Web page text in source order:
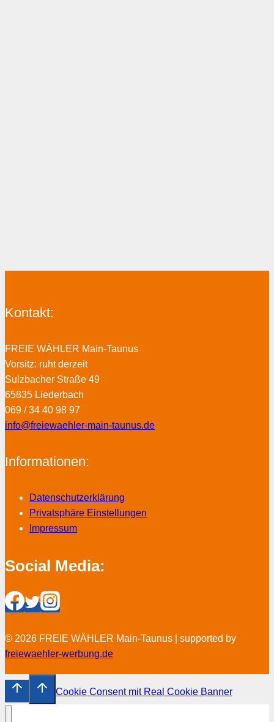
Kontakt:
FREIE WÄHLER Main-Taunus
Vorsitz: ruht derzeit
Sulzbacher Straße 49
65835 Liederbach
069 / 34 40 98 97
info@freiewaehler-main-taunus.de
Informationen:
Datenschutzerklärung
Privatsphäre Einstellungen
Impressum
Social Media:
© 2026 FREIE WÄHLER Main-Taunus | supported by
freiewaehler-werbung.de
Cookie Consent mit Real Cookie Banner